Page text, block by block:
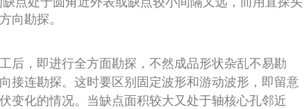
向勘探。
后，即进行全方面勘探，不然成品形状杂乱不易勘
接连勘探。这时要区别固定波形和游动波形，即留意
变化的情况。当缺点面积较大又处于轴核心孔邻近